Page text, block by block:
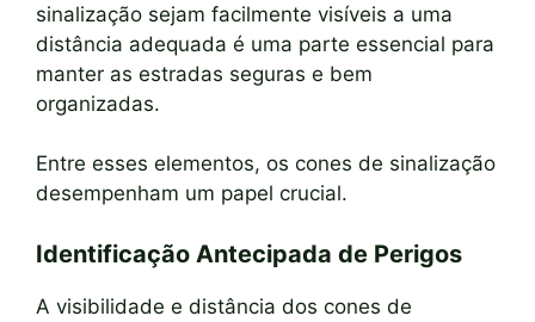
sinalização sejam facilmente visíveis a uma
distância adequada é uma parte essencial para
manter as estradas seguras e bem
organizadas.
Entre esses elementos, os cones de sinalização
desempenham um papel crucial.
Identificação Antecipada de Perigos
A visibilidade e distância dos cones de